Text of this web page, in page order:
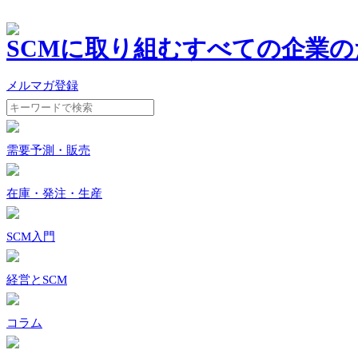
SCMに取り組むすべての企業
メルマガ登録
需要予測・販売
在庫・発注・生産
SCM入門
経営とSCM
コラム